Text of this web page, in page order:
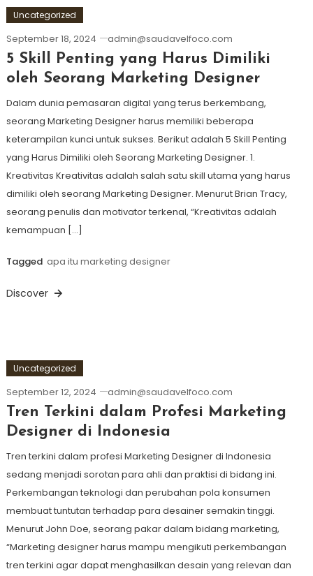
Uncategorized
September 18, 2024 admin@saudavelfoco.com
5 Skill Penting yang Harus Dimiliki
oleh Seorang Marketing Designer
Dalam dunia pemasaran digital yang terus berkembang,
seorang Marketing Designer harus memiliki beberapa
keterampilan kunci untuk sukses. Berikut adalah 5 Skill Penting
yang Harus Dimiliki oleh Seorang Marketing Designer. 1.
Kreativitas Kreativitas adalah salah satu skill utama yang harus
dimiliki oleh seorang Marketing Designer. Menurut Brian Tracy,
seorang penulis dan motivator terkenal, “Kreativitas adalah
kemampuan […]
Tagged apa itu marketing designer
Discover
Uncategorized
September 12, 2024 admin@saudavelfoco.com
Tren Terkini dalam Profesi Marketing
Designer di Indonesia
Tren terkini dalam profesi Marketing Designer di Indonesia
sedang menjadi sorotan para ahli dan praktisi di bidang ini.
Perkembangan teknologi dan perubahan pola konsumen
membuat tuntutan terhadap para desainer semakin tinggi.
Menurut John Doe, seorang pakar dalam bidang marketing,
“Marketing designer harus mampu mengikuti perkembangan
tren terkini agar dapat menghasilkan desain yang relevan dan